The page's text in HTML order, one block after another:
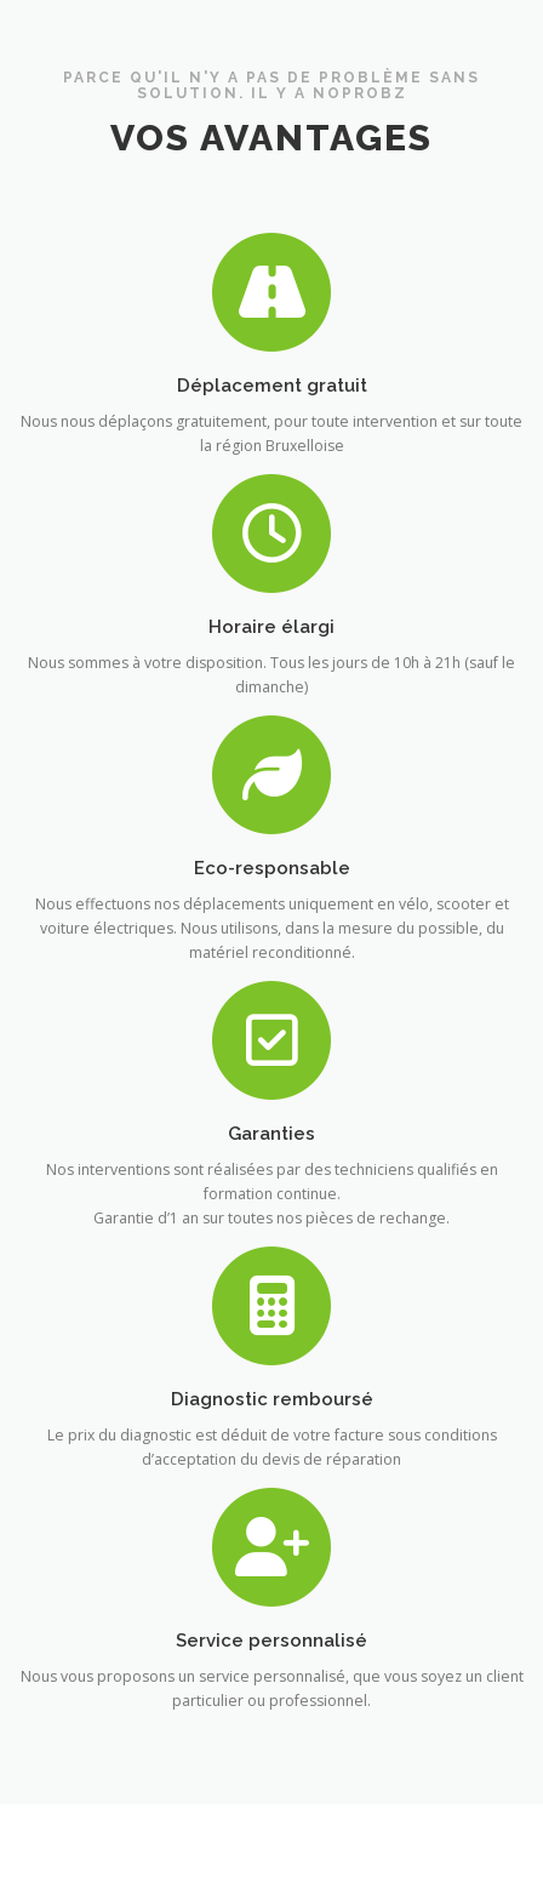
PARCE QU'IL N'Y A PAS DE PROBLÈME SANS
SOLUTION. IL Y A NOPROBZ
VOS AVANTAGES
Déplacement gratuit
Nous nous déplaçons gratuitement, pour toute intervention et sur toute
la région Bruxelloise
Horaire élargi
Nous sommes à votre disposition. Tous les jours de 10h à 21h (sauf le
dimanche)
Eco-responsable
Nous effectuons nos déplacements uniquement en vélo, scooter et
voiture électriques. Nous utilisons, dans la mesure du possible, du
matériel reconditionné.
Garanties
Nos interventions sont réalisées par des techniciens qualifiés en
formation continue.
Garantie d’1 an sur toutes nos pièces de rechange.
Diagnostic remboursé
Le prix du diagnostic est déduit de votre facture sous conditions
d’acceptation du devis de réparation
Service personnalisé
Nous vous proposons un service personnalisé, que vous soyez un client
particulier ou professionnel.